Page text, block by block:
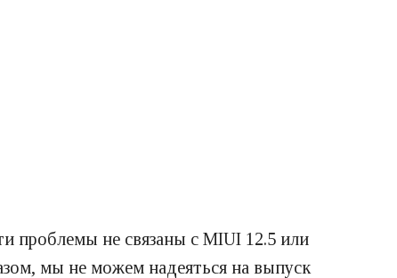
проблемы не связаны с MIUI 12.5 или
мы не можем надеяться на выпуск